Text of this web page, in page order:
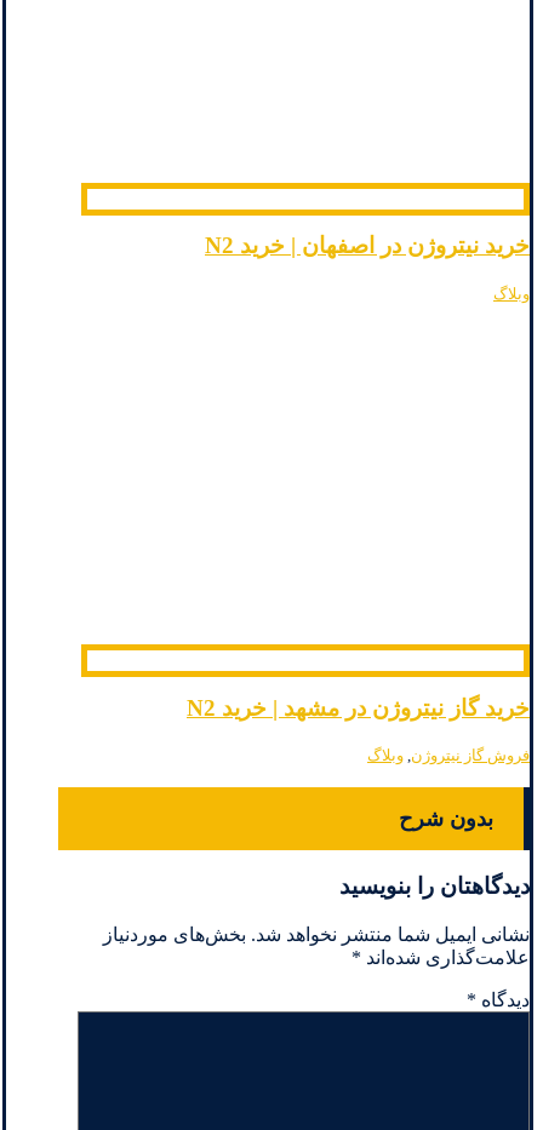
خرید نیتروژن در اصفهان | خرید N2
وبلاگ
خرید گاز نیتروژن در مشهد | خرید N2
فروش گاز نیتروژن, وبلاگ
بدون شرح
دیدگاهتان را بنویسید
نشانی ایمیل شما منتشر نخواهد شد. بخش‌های موردنیاز
علامت‌گذاری شده‌اند *
دیدگاه *